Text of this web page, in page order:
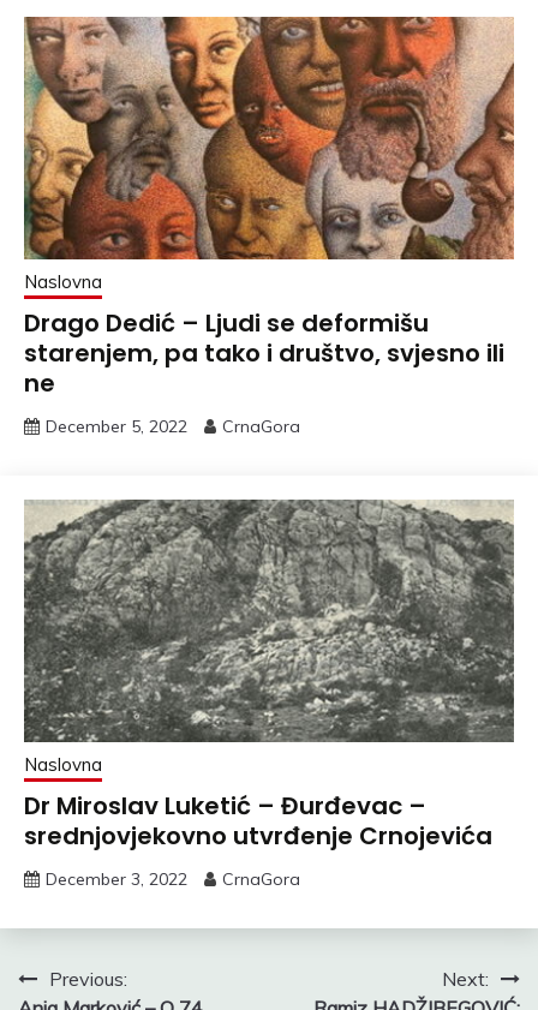
Naslovna
Drago Dedić – Ljudi se deformišu
starenjem, pa tako i društvo, svjesno ili
ne
December 5, 2022 CrnaGora
Naslovna
Dr Miroslav Luketić – Đurđevac –
srednjovjekovno utvrđenje Crnojevića
December 3, 2022 CrnaGora
PostPrevious:
Next: